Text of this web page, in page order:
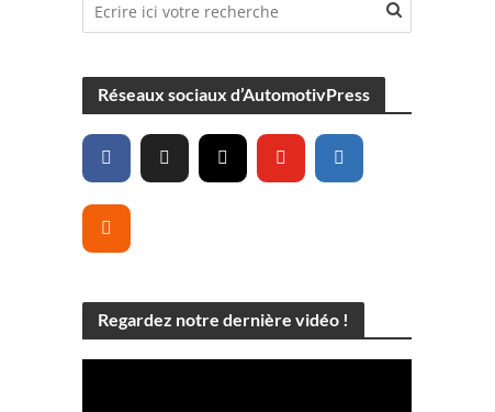
Réseaux sociaux d’AutomotivPress
Regardez notre dernière vidéo !